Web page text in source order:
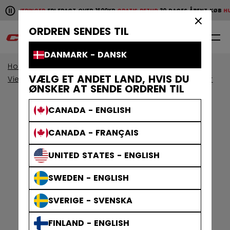
ORDREN SENDES TIL
DANMARK - DANSK
VÆLG ET ANDET LAND, HVIS DU
ØNSKER AT SENDE ORDREN TIL
CANADA - ENGLISH
CANADA - FRANÇAIS
UNITED STATES - ENGLISH
SWEDEN - ENGLISH
SVERIGE - SVENSKA
FINLAND - ENGLISH
Pause the horizontal scroll animation.
LEVERINGERFRI FRAGT OVER 1600KRGRATIS RETUR30 DAGES ÅBENT KØB
Hurtige leveringer Gratis retur 30
Home
Beskyttelsesudstyr
View By Collection
Jetspeed Beskyttelsesudstyr